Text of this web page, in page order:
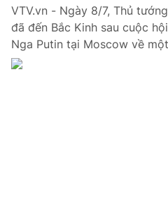
Photo
Video
VTV.vn - Ngày 8/7, Thủ
đã đến Bắc Kinh sau cuộc
Nga Putin tại Moscow về